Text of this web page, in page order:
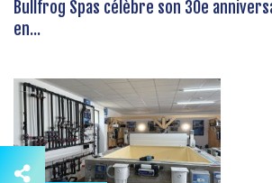
Bullfrog Spas célèbre son 30e
en...